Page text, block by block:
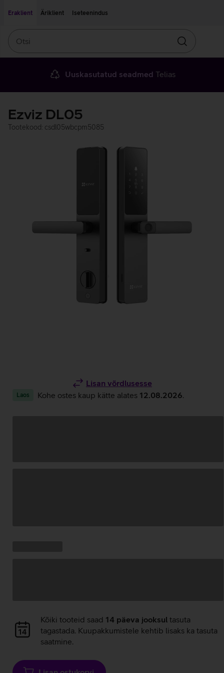
Eraklient
Äriklient Iseteenindus
Otsin
Uuskasutatud seadmed Telias
Ezviz DL05
Tootekood: csdl05wbcpm5085
Lisan võrdlusesse
Laos Kohe ostes kaup kätte alates 12.08.2026
Andmete
laadimine
Kõiki tooteid saad 14 päeva jooksul tasuta
tagastada. Kuupakkumistele kehtib lisaks ka tasuta
saatmine.